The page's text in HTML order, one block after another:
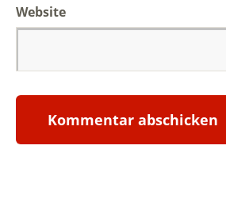
Website